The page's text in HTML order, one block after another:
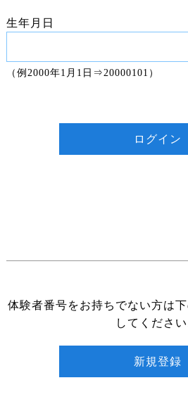
生年月日
（例2000年1月1日⇒20000101）
体験者番号をお持ちでない方は
してください
新規登録